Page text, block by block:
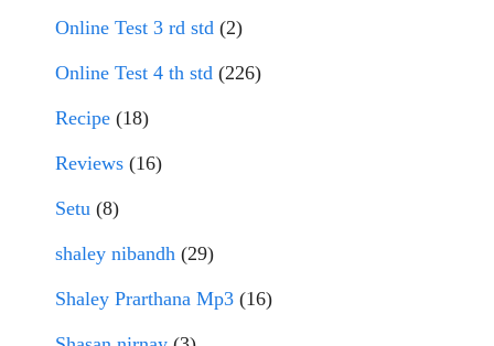
Online Test 3 rd std (2)
Online Test 4 th std (226)
Recipe (18)
Reviews (16)
Setu (8)
shaley nibandh (29)
Shaley Prarthana Mp3 (16)